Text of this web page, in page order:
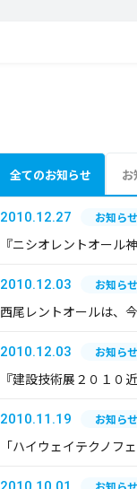
全てのお知らせ お
2010.12.27 お知らせ
『ニシオレントオール
2010.12.03 お知らせ
西尾レントオールは、
2010.12.03 お知らせ
『建設技術展２０１０
2010.11.19 お知らせ
「ハイウェイテクノ
お知らせ